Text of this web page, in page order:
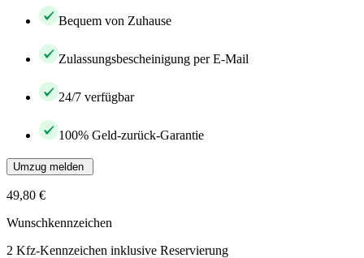
Bequem von Zuhause
Zulassungsbescheinigung per E-Mail
24/7 verfügbar
100% Geld-zurück-Garantie
Umzug melden
49,80 €
Wunschkennzeichen
2 Kfz-Kennzeichen inklusive Reservierung